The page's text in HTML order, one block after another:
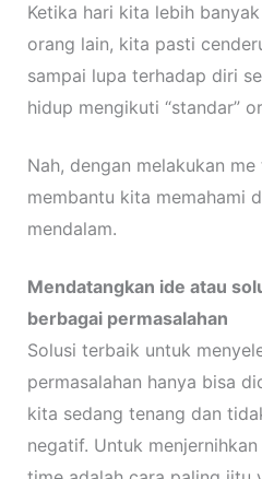
Ketika hari kita lebih
orang lain, kita pasti
sampai lupa terhadap diri
hidup mengikuti “standar”
Nah, dengan melakukan
membantu kita memahami
mendalam.
Mendatangkan ide atau
berbagai permasalahan
Solusi terbaik untuk
permasalahan hanya bisa
kita sedang tenang dan
negatif. Untuk